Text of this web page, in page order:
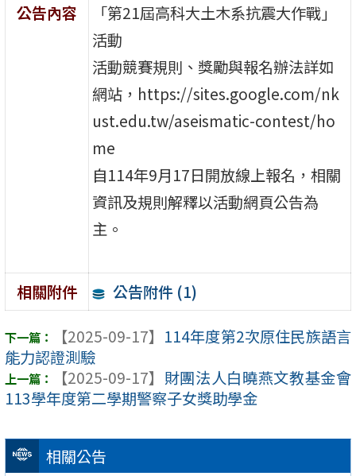
相關公告
公告內容
「第21屆高科大土木系抗震大作戰」
活動
活動競賽規則、獎勵與報名辦法詳如
網站，https://sites.google.com/nk
ust.edu.tw/aseismatic-contest/ho
me
自114年9月17日開放線上報名，相關
資訊及規則解釋以活動網頁公告為
主。
相關附件 公告附件 (1)
【2025-09-17】 114年度第2次原住民族語言
能力認證測驗
【2025-09-17】 財團法人白曉燕文教基金會
113學年度第二學期警察子女獎助學金